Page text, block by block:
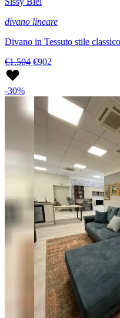
divano lineare
Divano in Tessuto stile
€1.504 €902
-30%